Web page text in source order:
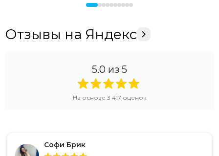
Отзывы на Яндекс
5.0 из 5
На основе 3 417 оценок
Софи Брик